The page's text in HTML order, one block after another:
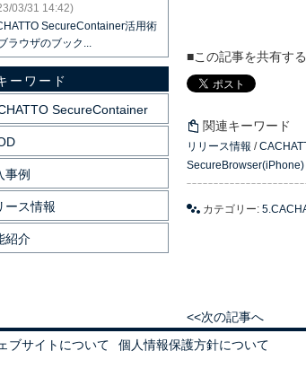
■この記事を共有する
関連キーワード
リリース情報 /
SecureBrowser(iPhone)
カテゴリー:
<<次の記事へ
03/31 14:42)
SecureContainer活用術
ラウザのブック...
ーワード
SecureContainer
事例
ース情報
紹介
ブサイトについて 個人情報保護方針について